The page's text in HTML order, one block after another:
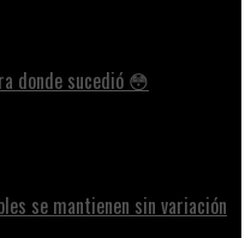
donde sucedió 😳
se mantienen sin variación